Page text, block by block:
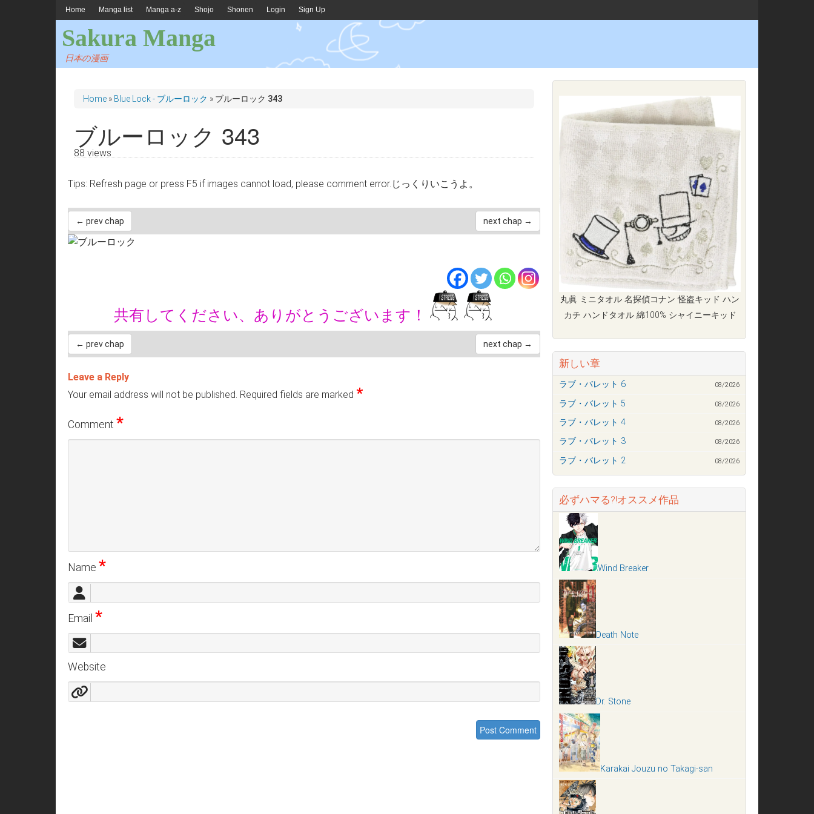
Home Manga list Manga a-z Shojo Shonen Login Sign Up
Sakura Manga
日本の漫画
Home » Blue Lock - ブルーロック » ブルーロック 343
ブルーロック 343
88 views
Tips: Refresh page or press F5 if images cannot load, please comment error.じっくりいこうよ。
← prev chap next chap →
共有してください、ありがとうございます！
← prev chap next chap →
Leave a Reply
Your email address will not be published. Required fields are marked *
Comment *
Name *
Email *
Website
丸眞 ミニタオル 名探偵コナン 怪盗キッド ハン
カチ ハンドタオル 綿100% シャイニーキッド
新しい章
ラブ・バレット 6 08/2026
ラブ・バレット 5 08/2026
ラブ・バレット 4 08/2026
ラブ・バレット 3 08/2026
ラブ・バレット 2 08/2026
必ずハマる?!オススメ作品
Wind Breaker
Death Note
Dr. Stone
Karakai Jouzu no Takagi-san